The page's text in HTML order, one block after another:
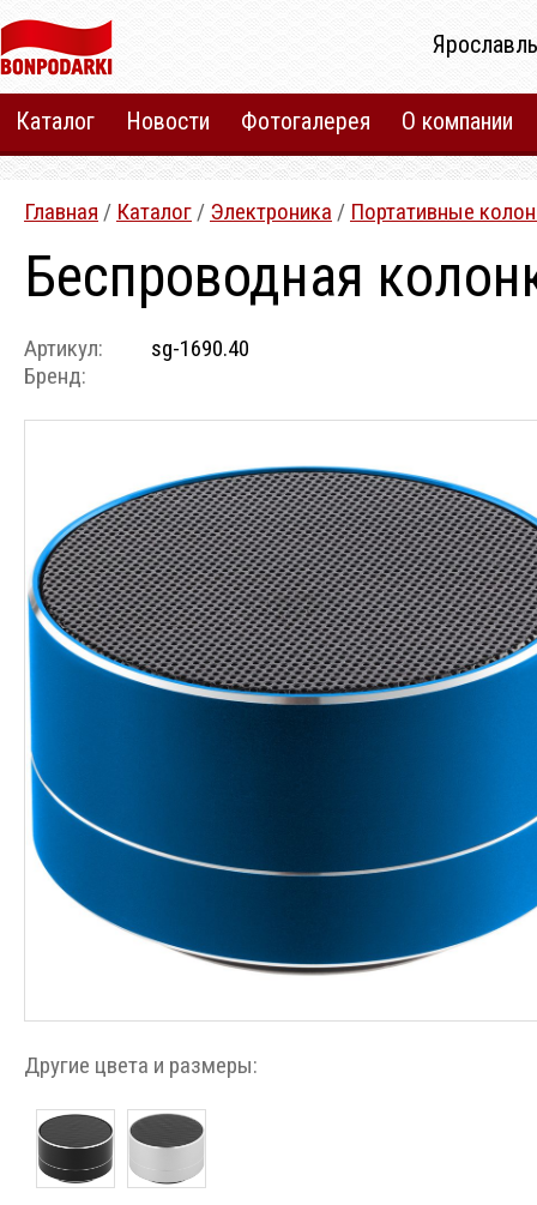
Каталог Новости Фотогалерея О компании
Главная / Каталог / Электроника / Портативные
Беспроводная
Артикул:
Бренд:
sg-1690.40
Другие цвета и размеры: